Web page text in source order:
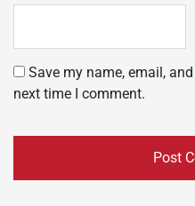
Save my name, email,
next time I comment.